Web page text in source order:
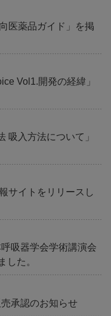
医薬品ガイド」を掲
Vol1.開発の経緯」
吸入方法について」
サイトをリリースし
吸器学会学術講演会
した。
承認のお知らせ